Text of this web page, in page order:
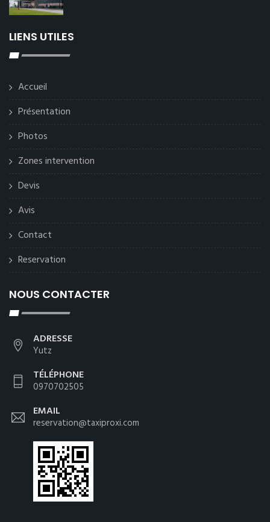
LIENS UTILES
Accueil
Présentation
Photos
Zones intervention
Devis
Avis
Contact
Reservation
NOUS CONTACTER
ADRESSE
Yutz
TÉLÉPHONE
0970702505
EMAIL
reservation@taxiproxi.com